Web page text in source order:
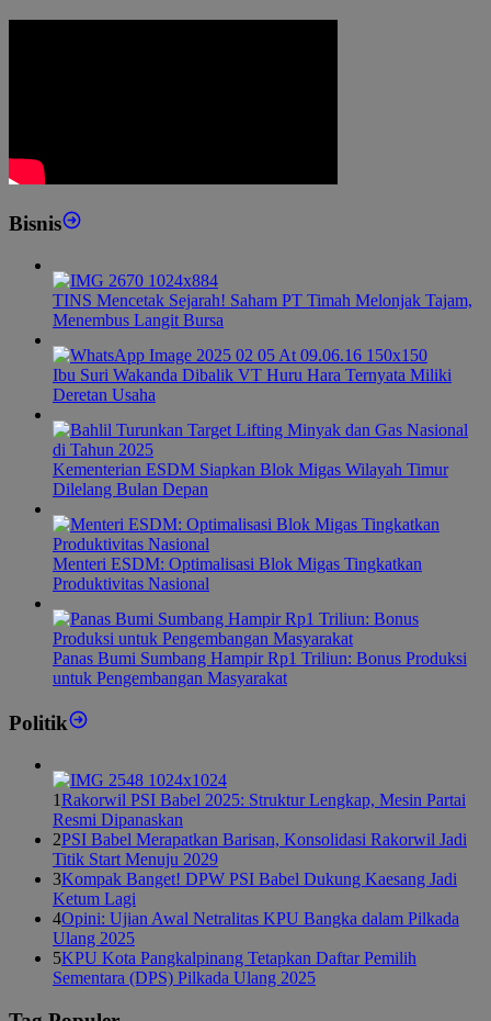
Bisnis
TINS Mencetak Sejarah! Saham PT Timah Melonjak Tajam,
Menembus Langit Bursa
Ibu Suri Wakanda Dibalik VT Huru Hara Ternyata Miliki
Deretan Usaha
Kementerian ESDM Siapkan Blok Migas Wilayah Timur
Dilelang Bulan Depan
Menteri ESDM: Optimalisasi Blok Migas Tingkatkan
Produktivitas Nasional
Panas Bumi Sumbang Hampir Rp1 Triliun: Bonus Produksi
untuk Pengembangan Masyarakat
Politik
1Rakorwil PSI Babel 2025: Struktur Lengkap, Mesin Partai
Resmi Dipanaskan
2PSI Babel Merapatkan Barisan, Konsolidasi Rakorwil Jadi
Titik Start Menuju 2029
3Kompak Banget! DPW PSI Babel Dukung Kaesang Jadi
Ketum Lagi
4Opini: Ujian Awal Netralitas KPU Bangka dalam Pilkada
Ulang 2025
5KPU Kota Pangkalpinang Tetapkan Daftar Pemilih
Sementara (DPS) Pilkada Ulang 2025